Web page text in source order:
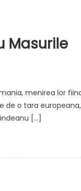
Masurile
menirea lor
de o tara europeana,
[…]